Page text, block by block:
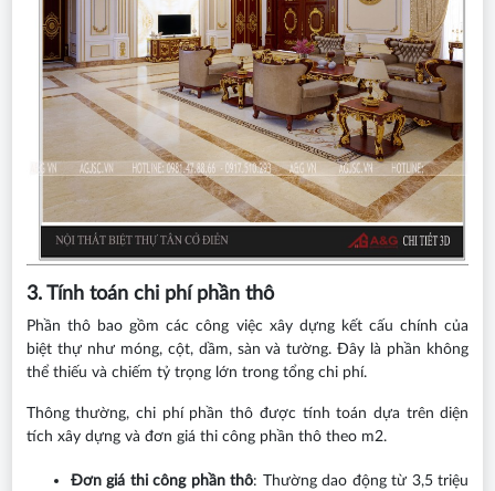
3. Tính toán chi phí phần thô
Phần thô bao gồm các công việc xây dựng kết cấu chính của
biệt thự như móng, cột, dầm, sàn và tường. Đây là phần không
thể thiếu và chiếm tỷ trọng lớn trong tổng chi phí.
Thông thường, chi phí phần thô được tính toán dựa trên diện
tích xây dựng và đơn giá thi công phần thô theo m2.
Đơn giá thi công phần thô: Thường dao động từ 3,5 triệu